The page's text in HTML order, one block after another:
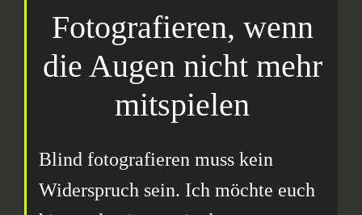
Fotografieren, wenn
die Augen nicht mehr
mitspielen
Blind fotografieren muss kein
Widerspruch sein. Ich möchte euch